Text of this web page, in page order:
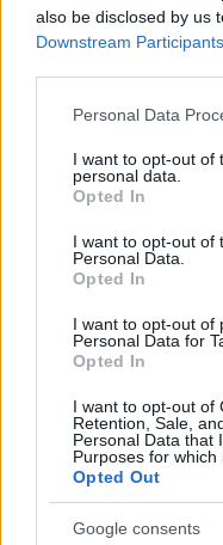
also be disclosed by us
Downstream Participants
Please note that this
not limited to your visit
grant or deny consent
use your data for below
consent section.
Personal Data
I want to opt-out of
personal data.
Opted In
I want to opt-out of
Personal Data.
Opted In
I want to opt-out of
Personal Data for
Opted In
I want to opt-out of
Retention, Sale,
Personal Data that
Purposes for which
Opted Out
Google consents
nagrajena: Znani so
zmagovalci festivala
Slovenj Gradcu
Več iz kategorije
V zalivu na Pašmanu našli
truplo 24-letnega Slovenca